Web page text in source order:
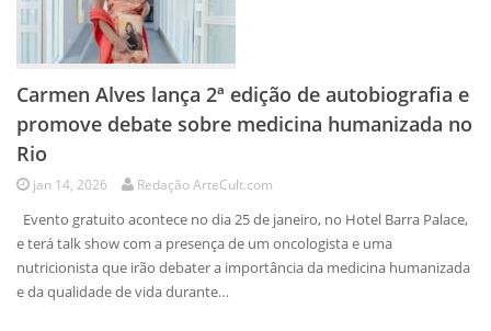
Carmen Alves lança 2ª edição de autobiografia e
promove debate sobre medicina humanizada no
Rio
jan 14, 2026 Redação ArteCult.com
Evento gratuito acontece no dia 25 de janeiro, no Hotel Barra Palace,
e terá talk show com a presença de um oncologista e uma
nutricionista que irão debater a importância da medicina humanizada
e da qualidade de vida durante…